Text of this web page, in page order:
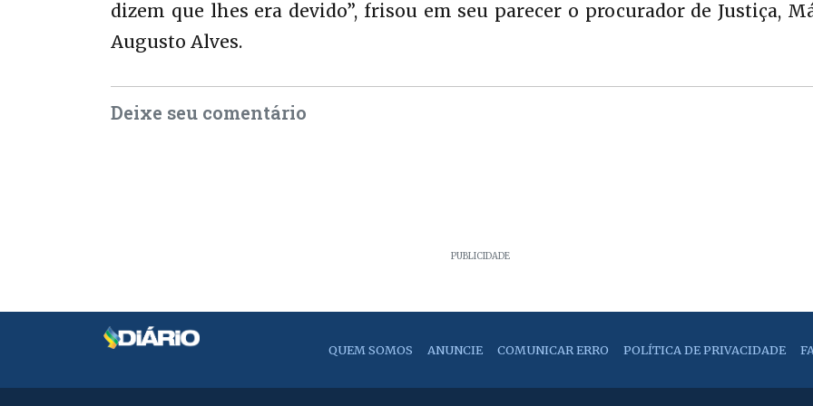
dizem que lhes era devido”, frisou em seu parecer o procurador de Justiça,
Augusto Alves.
Deixe seu comentário
PUBLICIDADE
QUEM SOMOS ANUNCIE COMUNICAR ERRO POLÍTICA DE PRIVACIDADE